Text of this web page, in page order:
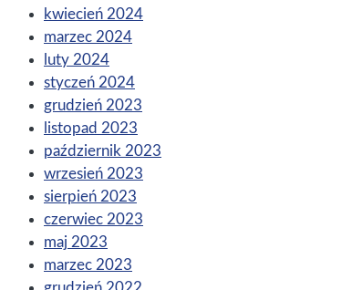
kwiecień 2024
marzec 2024
luty 2024
styczeń 2024
grudzień 2023
listopad 2023
październik 2023
wrzesień 2023
sierpień 2023
czerwiec 2023
maj 2023
marzec 2023